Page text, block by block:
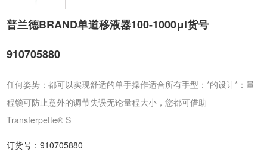
普兰德BRAND单道移液器100-1000μl货号
910705880
任何姿势：都可以实现舒适的单手操作适合所有手型：*的设计*：量
程锁可防止意外的调节失误无论量程大小，您都可借助
Transferpette® S
订货号：910705880